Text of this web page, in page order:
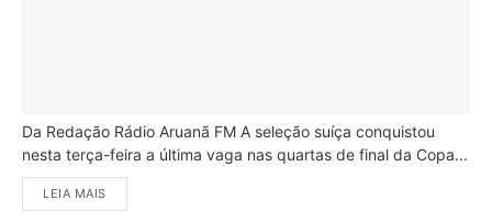
Da Redação Rádio Aruanã FM A seleção suíça conquistou
nesta terça-feira a última vaga nas quartas de final da Copa...
LEIA MAIS